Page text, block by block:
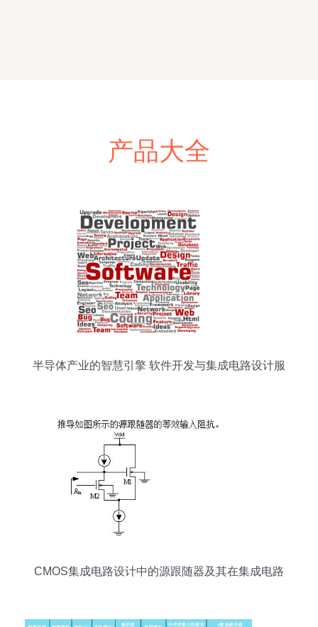
产品大全
半导体产业的智慧引擎 软件开发与集成电路设计服
CMOS集成电路设计中的源跟随器及其在集成电路